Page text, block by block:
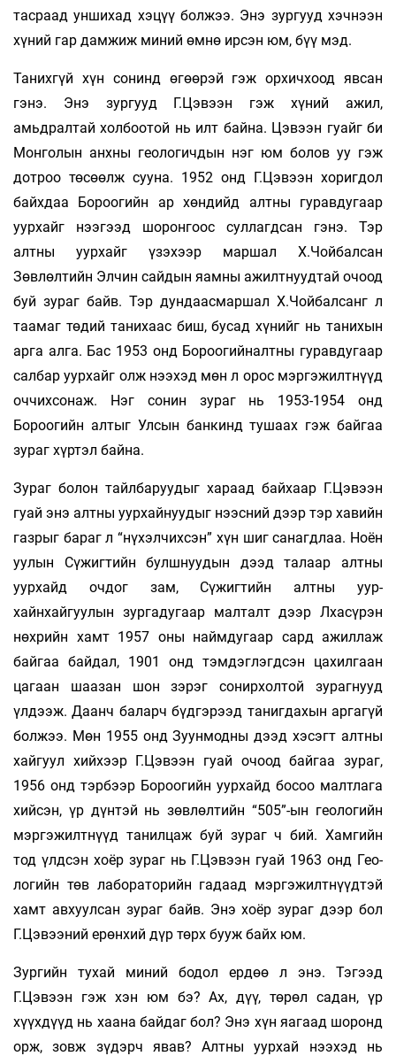
тасраад уншихад хэцүү болжээ. Энэ зургууд хэчнээн
хүний гар дамжиж миний өмнө ирсэн юм, бүү мэд.
Танихгүй хүн сонинд өгөөрэй гэж орхичхоод явсан
гэнэ. Энэ зургууд Г.Цэвээн гэж хүний ажил,
амьдралтай холбоотой нь илт байна. Цэвээн гуайг би
Монголын анхны геологичдын нэг юм болов уу гэж
дотроо төсөөлж сууна. 1952 онд Г.Цэвээн хоригдол
байхдаа Бороогийн ар хөндийд алтны гуравдугаар
уурхайг нээгээд шоронгоос суллагдсан гэнэ. Тэр
алтны уурхайг үзэхээр маршал Х.Чой­­бал­­сан
Зөвлөлтийн Элчин сайдын яам­ны ажилт­­­нууд­тай очоод
буй зураг байв. Тэр дун­даасмаршал Х.Чойбалсанг л
таамаг төдий та­ни­хаас биш, бусад хү­нийг нь танихын
арга алга. Бас 1953 онд Бо­роогийналтны гуравдугаар
сал­­бар уур­хайг олж нээ­хэд мөн л орос мэр­гэ­жилт­нүүд
оч­чих­сонаж. Нэг сонин зураг нь 1953-1954 онд
Бороогийн алтыг Улсын бан­­кинд тушаах гэж байгаа
зураг хүртэл бай­на.
Зураг болон тайлбаруудыг хараад бай­хаар Г.Цэвээн
гуай энэ алтны уурхайнуудыг нээс­­ний дээр тэр хавийн
газрыг бараг л “нү­­хэлчихсэн” хүн шиг санагдлаа. Ноён
уулын Сүжигтийн булшнуудын дээд талаар алт­ны
уурхайд очдог зам, Сүжигтийн алт­ны уур­
хайнхайгуулын зургадугаар мал­­талт дээр Лхасүрэн
нөхрийн хамт 1957 оны найм­дугаар сард ажиллаж
байгаа бай­­дал, 1901 онд тэмдэглэгдсэн цахилгаан
цагаан шаа­зан шон зэрэг сонирхолтой зураг­нууд
үлдээж. Даанч баларч бүдгэрээд та­ниг­дахын аргагүй
болжээ. Мөн 1955 онд Зуунмодны дээд хэсэгт алтны
хайгуул хийхээр Г.Цэвээн гуай очоод байгаа зураг,
1956 онд тэрбээр Бороогийн уурхайд бо­соо мал­тлага
хийсэн, үр дүнтэй нь зөвлөлтийн “505”-ын геологийн
мэргэжилтнүүд та­нил­­цаж буй зураг ч бий. Хамгийн
тод үлд­сэн хоёр зураг нь Г.Цэвээн гуай 1963 онд Гео­
логийн төв лабораторийн гадаад мэр­­гэжилтнүүдтэй
хамт авхуулсан зураг байв. Энэ хоёр зураг дээр бол
Г.Цэвээний ерөн­хий дүр төрх бууж байх юм.
Зургийн тухай миний бодол ердөө л энэ. Тэгээд
Г.Цэвээн гэж хэн юм бэ? Ах, дүү, төрөл садан, үр
хүүхдүүд нь хаана бай­даг бол? Энэ хүн яагаад шоронд
орж, зовж зүдэрч явав? Алтны уурхай нээхэд нь